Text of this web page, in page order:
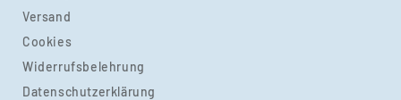
Versand
Cookies
Widerrufsbelehrung
Datenschutzerklärung